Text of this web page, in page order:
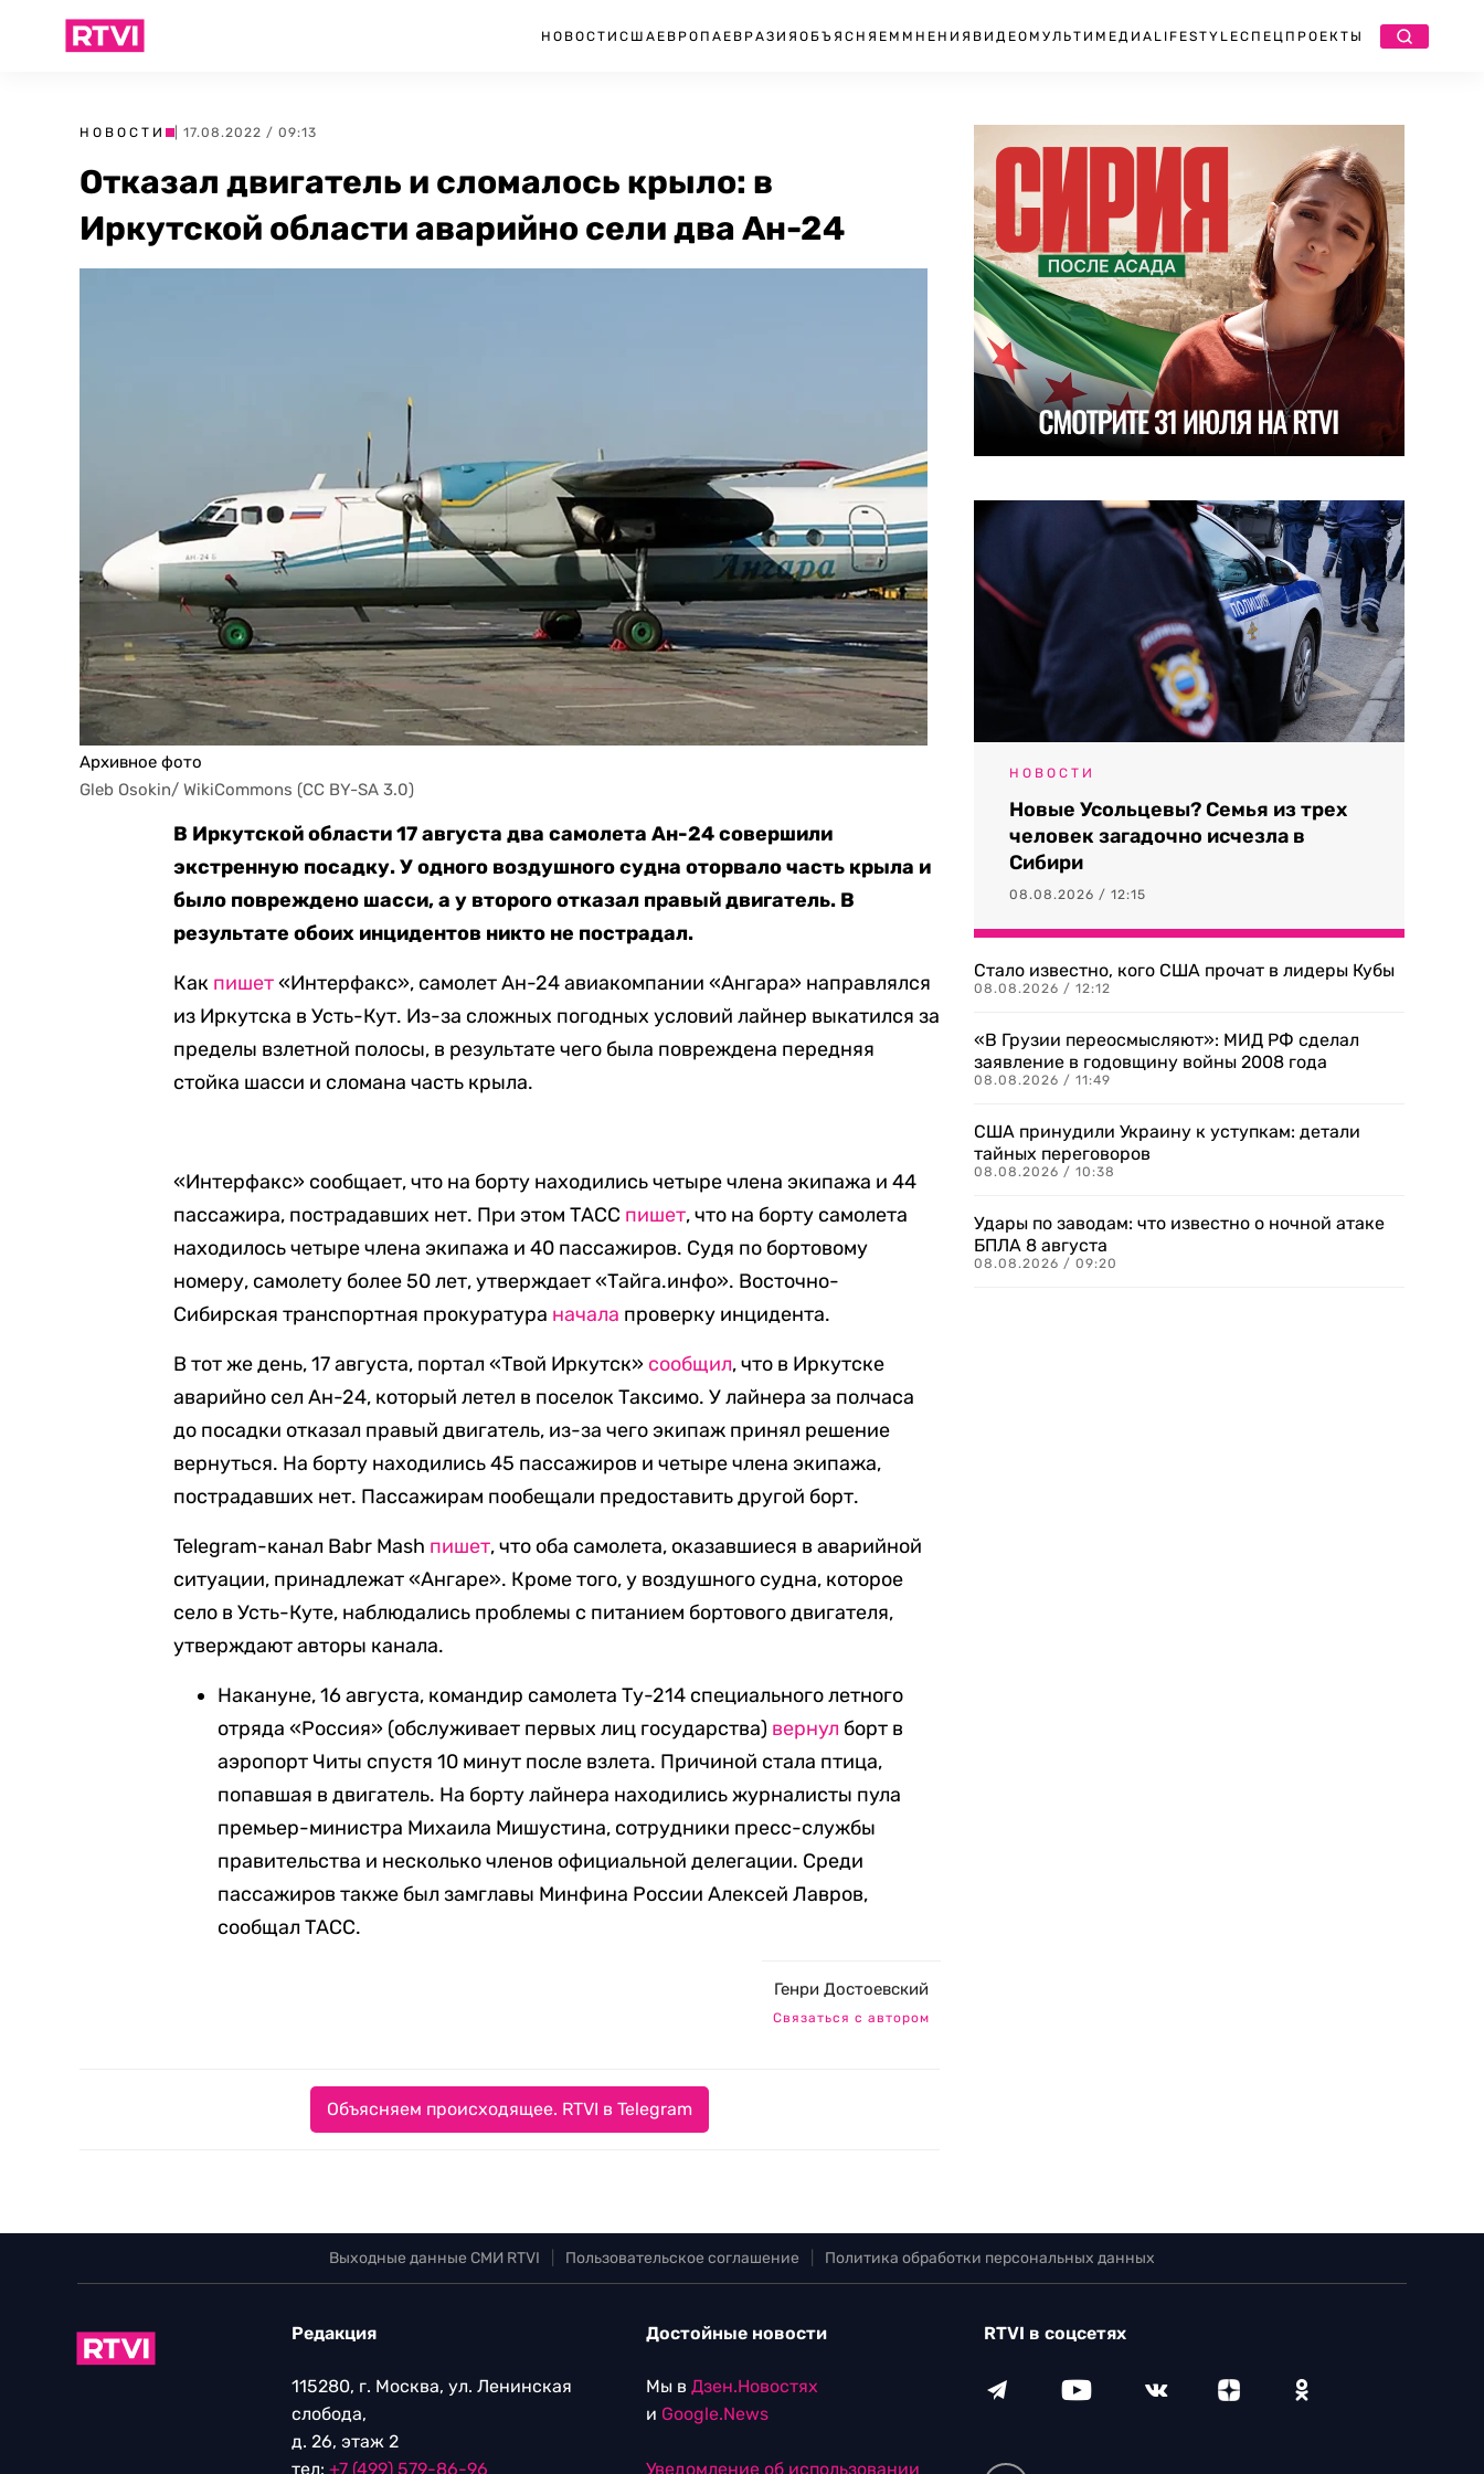
НОВОСТИ США ЕВРОПА ЕВРАЗИЯ ОБЪЯСНЯЕМ МНЕНИЯ ВИДЕО МУЛЬТИМЕДИА LIFESTYLEСПЕЦПРОЕКТЫ
НОВОСТИ | 17.08.2022 / 09:13
Отказал двигатель и сломалось крыло: в
Иркутской области аварийно сели два Ан-24
Архивное фото
Gleb Osokin/ WikiCommons (CC BY-SA 3.0)
В Иркутской области 17 августа два самолета Ан-24 совершили
экстренную посадку. У одного воздушного судна оторвало часть крыла и
было повреждено шасси, а у второго отказал правый двигатель. В
результате обоих инцидентов никто не пострадал.
Как пишет«Интерфакс», самолет Ан-24 авиакомпании «Ангара» направлялся
из Иркутска в Усть-Кут. Из-за сложных погодных условий лайнер выкатился за
пределы взлетной полосы, в результате чего была повреждена передняя
стойка шасси и сломана часть крыла.
«Интерфакс» сообщает, что на борту находились четыре члена экипажа и 44
пассажира, пострадавших нет. При этом ТАСС пишет, что на борту самолета
находилось четыре члена экипажа и 40 пассажиров. Судя по бортовому
номеру, самолету более 50 лет, утверждает «Тайга.инфо». Восточно-
Сибирская транспортная прокуратура начала проверку инцидента.
В тот же день, 17 августа, портал «Твой Иркутск» сообщил, что в Иркутске
аварийно сел Ан-24, который летел в поселок Таксимо. У лайнера за полчаса
до посадки отказал правый двигатель, из-за чего экипаж принял решение
вернуться. На борту находились 45 пассажиров и четыре члена экипажа,
пострадавших нет. Пассажирам пообещали предоставить другой борт.
Telegram-канал Babr Mash пишет, что оба самолета, оказавшиеся в аварийной
ситуации, принадлежат «Ангаре». Кроме того, у воздушного судна, которое
село в Усть-Куте, наблюдались проблемы с питанием бортового двигателя,
утверждают авторы канала.
Накануне, 16 августа, командир самолета Ту-214 специального летного
отряда «Россия» (обслуживает первых лиц государства) вернул борт в
аэропорт Читы спустя 10 минут после взлета. Причиной стала птица,
попавшая в двигатель. На борту лайнера находились журналисты пула
премьер-министра Михаила Мишустина, сотрудники пресс-службы
правительства и несколько членов официальной делегации. Среди
пассажиров также был замглавы Минфина России Алексей Лавров,
сообщал ТАСС.
Генри Достоевский
Связаться с автором
Объясняем происходящее. RTVI в Telegram
НОВОСТИ
Новые Усольцевы? Семья из трех
человек загадочно исчезла в
Сибири
08.08.2026 / 12:15
Стало известно, кого США прочат в лидеры Кубы
08.08.2026 / 12:12
«В Грузии переосмысляют»: МИД РФ сделал
заявление в годовщину войны 2008 года
08.08.2026 / 11:49
США принудили Украину к уступкам: детали
тайных переговоров
08.08.2026 / 10:38
Удары по заводам: что известно о ночной атаке
БПЛА 8 августа
08.08.2026 / 09:20
Выходные данные СМИ RTVI Пользовательское соглашение Политика обработки персональных данных
Редакция
115280, г. Москва, ул. Ленинская
слобода,
д. 26, этаж 2
тел: +7 (499) 579-86-96
Достойные новости
Мы в Дзен.Новостях
и Google.News
Уведомление об использовании
RTVI в соцсетях